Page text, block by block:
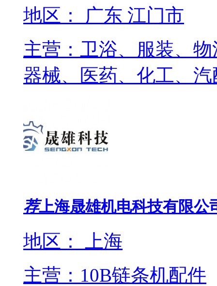
地区： 广东 江门市
主营：卫浴、服装、
器械、医药、化工、
荐上海晟雄机电科技有限公
地区： 上海
主营：10B链条机配件